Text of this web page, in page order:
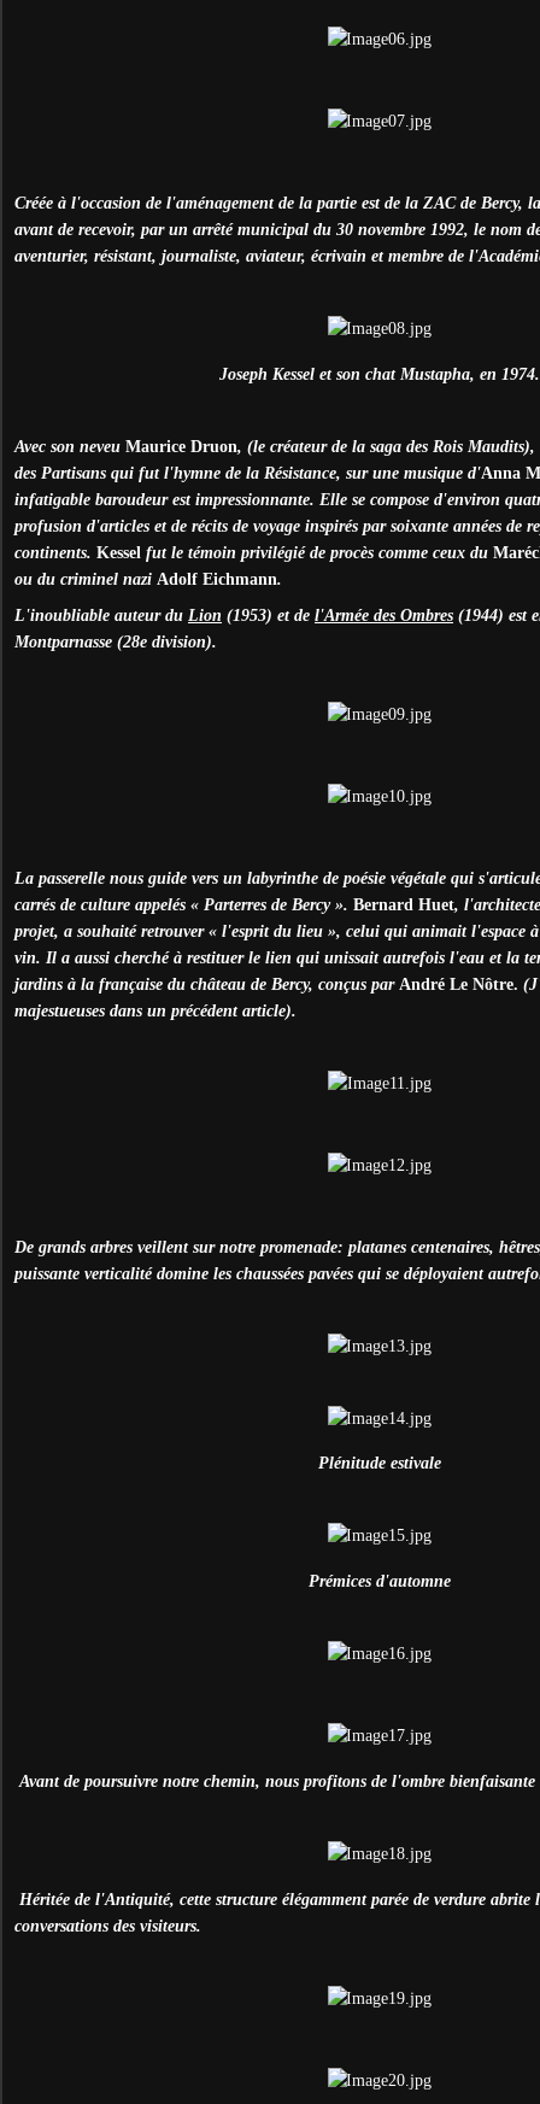
Créée à l'occasion de l'aménagement de la partie est de la ZAC de Bercy,
avant de recevoir, par un arrêté municipal du 30 novembre 1992, le nom
aventurier, résistant, journaliste, aviateur, écrivain et membre de
Joseph Kessel et son chat Mustapha, en 1974.
Avec son neveu Maurice Druon, (le créateur de la saga des Rois
des Partisans qui fut l'hymne de la Résistance, sur une musique d'Anna
infatigable baroudeur est impressionnante. Elle se compose d'environ
profusion d'articles et de récits de voyage inspirés par soixante années de
continents. Kessel fut le témoin privilégié de procès comme ceux du
ou du criminel nazi Adolf Eichmann.
L'inoubliable auteur du Lion (1953) et de l'Armée des Ombres (1944) est
Montparnasse (28e division).
La passerelle nous guide vers un labyrinthe de poésie végétale qui
carrés de culture appelés « Parterres de Bercy ». Bernard Huet,
projet, a souhaité retrouver « l'esprit du lieu », celui qui animait l'espace
vin. Il a aussi cherché à restituer le lien qui unissait autrefois l'eau et la
jardins à la française du château de Bercy, conçus par André Le Nôtre.
majestueuses dans un précédent article).
De grands arbres veillent sur notre promenade: platanes centenaires,
puissante verticalité domine les chaussées pavées qui se déployaient
Plénitude estivale
Prémices d'automne
Avant de poursuivre notre chemin, nous profitons de l'ombre
Héritée de l'Antiquité, cette structure élégamment parée de verdure abrite
conversations des visiteurs.